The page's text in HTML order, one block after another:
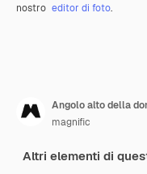
nostro editor di foto.
magnific
Altri elementi di